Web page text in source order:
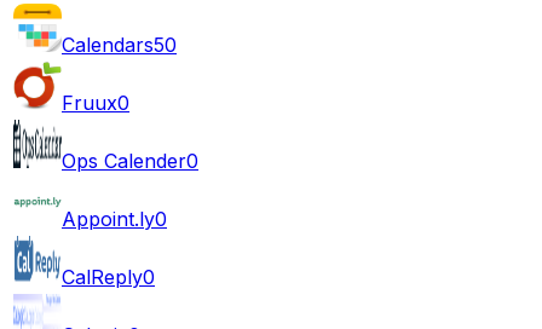
Calendars50
Fruux0
Ops Calender0
Appoint.ly0
CalReply0